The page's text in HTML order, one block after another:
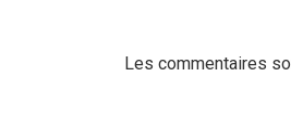
Les commentaires